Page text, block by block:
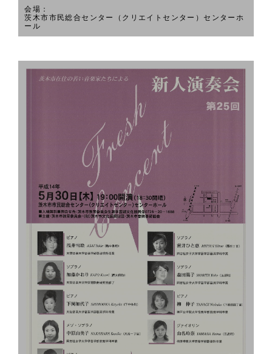
会場：
茨木市市民総合センター（クリエイトセンター）センターホ
ール